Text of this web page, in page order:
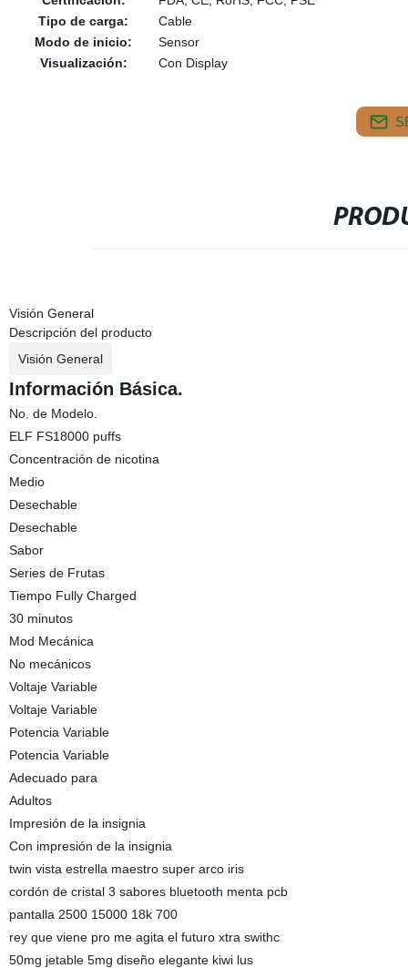
Tipo de carga:
Cable
Modo de inicio:
Sensor
Visualización:
Con Display
Visión General
Descripción del producto
Visión General
Información Básica.
No. de Modelo.
ELF FS18000 puffs
Concentración de nicotina
Medio
Desechable
Desechable
Sabor
Series de Frutas
Tiempo Fully Charged
30 minutos
Mod Mecánica
No mecánicos
Voltaje Variable
Voltaje Variable
Potencia Variable
Potencia Variable
Adecuado para
Adultos
Impresión de la insignia
Con impresión de la insignia
twin vista estrella maestro super arco iris
cordón de cristal 3 sabores bluetooth menta pcb
pantalla 2500 15000 18k 700
rey que viene pro me agita el futuro xtra swithc
50mg jetable 5mg diseño elegante kiwi lus